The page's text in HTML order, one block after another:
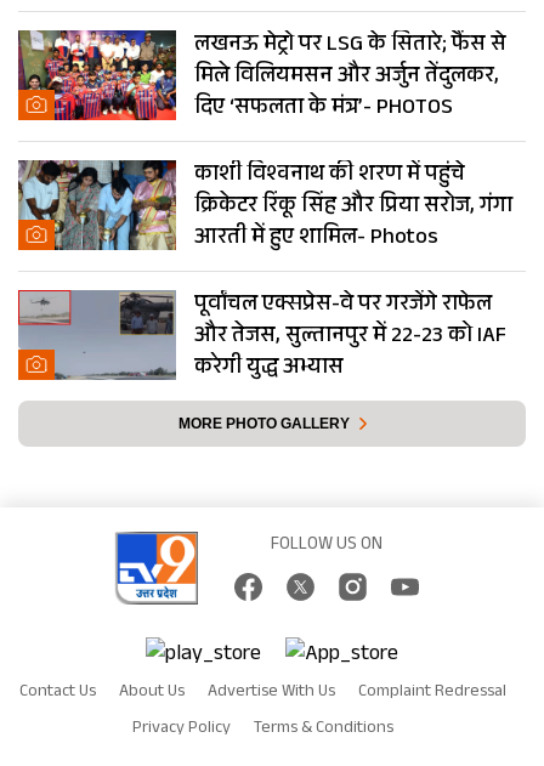
लखनऊ मेट्रो पर LSG के सितारे; फैंस से
मिले विलियमसन और अर्जुन तेंदुलकर,
दिए ‘सफलता के मंत्र’- PHOTOS
काशी विश्वनाथ की शरण में पहुंचे
क्रिकेटर रिंकू सिंह और प्रिया सरोज, गंगा
आरती में हुए शामिल- Photos
पूर्वांचल एक्सप्रेस-वे पर गरजेंगे राफेल
और तेजस, सुल्तानपुर में 22-23 को IAF
करेगी युद्ध अभ्यास
MORE PHOTO GALLERY
FOLLOW US ON
Contact Us About Us Advertise With Us
Complaint Redressal
Privacy Policy
Terms & Conditions